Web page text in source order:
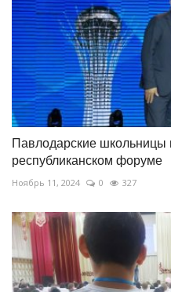
Павлодарские школьницы
республиканском форуме
Ноябрь 11, 2024 0 327